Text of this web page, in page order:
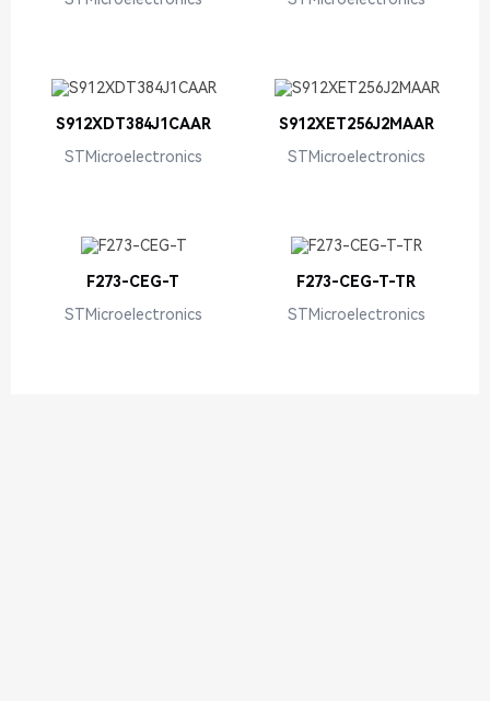
S912XDT384J1CAAR
STMicroelectronics
S912XET256J2MAAR
STMicroelectronics
F273-CEG-T
STMicroelectronics
F273-CEG-T-TR
STMicroelectronics